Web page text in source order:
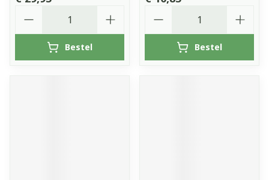
Bestel Bestel